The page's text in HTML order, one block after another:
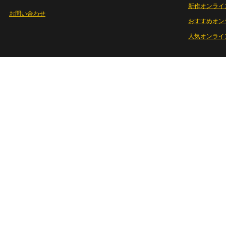
お問い合わせ
新作オンライ
おすすめオ
人気オンラ